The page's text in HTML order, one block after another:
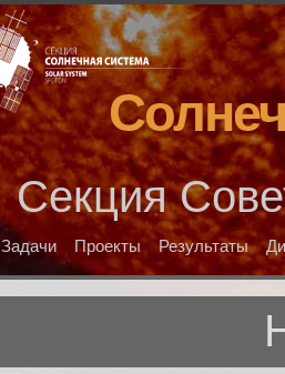
Секция
Задачи Проекты Результаты